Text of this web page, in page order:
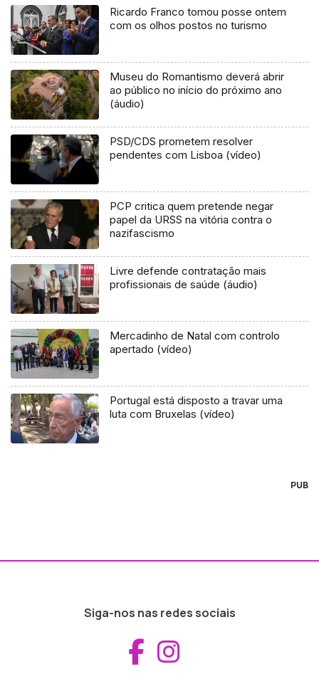
Ricardo Franco tomou posse ontem
com os olhos postos no turismo
Museu do Romantismo deverá abrir
ao público no início do próximo ano
(áudio)
PSD/CDS prometem resolver
pendentes com Lisboa (vídeo)
PCP critica quem pretende negar
papel da URSS na vitória contra o
nazifascismo
Livre defende contratação mais
profissionais de saúde (áudio)
Mercadinho de Natal com controlo
apertado (vídeo)
Portugal está disposto a travar uma
luta com Bruxelas (vídeo)
PUB
Siga-nos nas redes sociais
Aceder ao